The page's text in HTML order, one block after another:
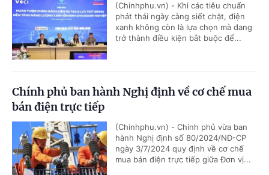
(Chinhphu.vn) - Khi các tiêu chuẩn
phát thải ngày càng siết chặt, điện
xanh không còn là lựa chọn mà đang
trở thành điều kiện bắt buộc để...
Chính phủ ban hành Nghị định về cơ chế mua
bán điện trực tiếp
(Chinhphu.vn) - Chính phủ vừa ban
hành Nghị định số 80/2024/NĐ-CP
ngày 3/7/2024 quy định về cơ chế
mua bán điện trực tiếp giữa Đơn vị...